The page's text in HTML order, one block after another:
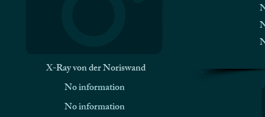
X-Ray von der Noriswand
No information
No information